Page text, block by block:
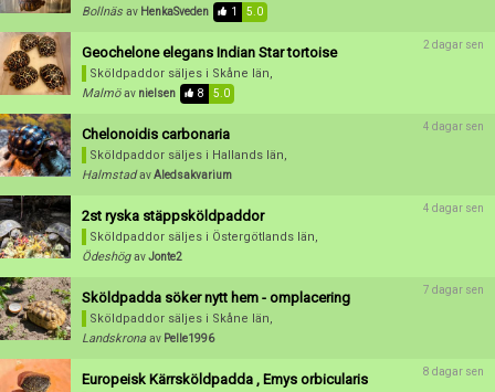
Bollnäs av HenkaSveden 1 5.0
Geochelone elegans Indian Star tortoise
Sköldpaddor säljes i Skåne län,
Malmö av nielsen 8 5.0
2 dagar sen
Chelonoidis carbonaria
Sköldpaddor säljes i Hallands län,
Halmstad avAledsakvarium
4 dagar sen
2st ryska stäppsköldpaddor
Sköldpaddor säljes i Östergötlands län,
Ödeshög avJonte2
4 dagar sen
Sköldpadda söker nytt hem - omplacering
Sköldpaddor säljes i Skåne län,
Landskrona av Pelle1996
7 dagar sen
Europeisk Kärrsköldpadda , Emys orbicularis 8 dagar sen
Lösenord:
Terms of Service
Skapa konto